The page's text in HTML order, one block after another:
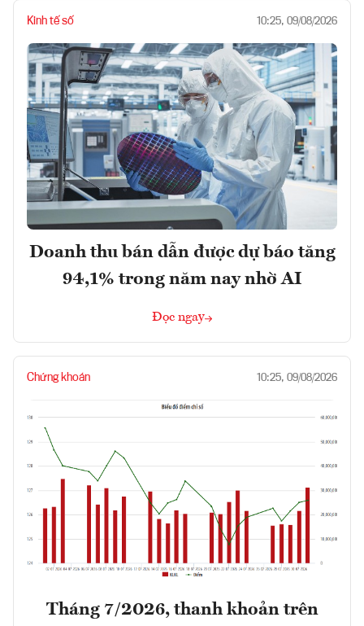
Kinh tế số 10:25, 09/08/2026
Doanh thu bán dẫn được dự báo tăng
94,1% trong năm nay nhờ AI
Đọc ngay
Chứng khoán 10:25, 09/08/2026
Tháng 7/2026, thanh khoản trên